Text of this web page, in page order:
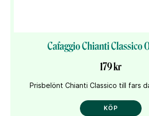
Cafaggio Chianti Classico
179 kr
Prisbelönt Chianti Classico till fars
KÖP